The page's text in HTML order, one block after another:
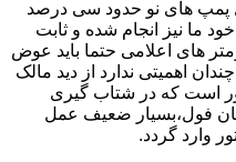
نسبت به اویل پمپ های نو حدود سی درصد
ما نیز انجام شده و ثابت
های اعلامی حتما باید عوض
اهمیتی ندارد از دید مالک
است که در شتاب گیری
فول،بسیار ضعیف عمل
وارد گردد.